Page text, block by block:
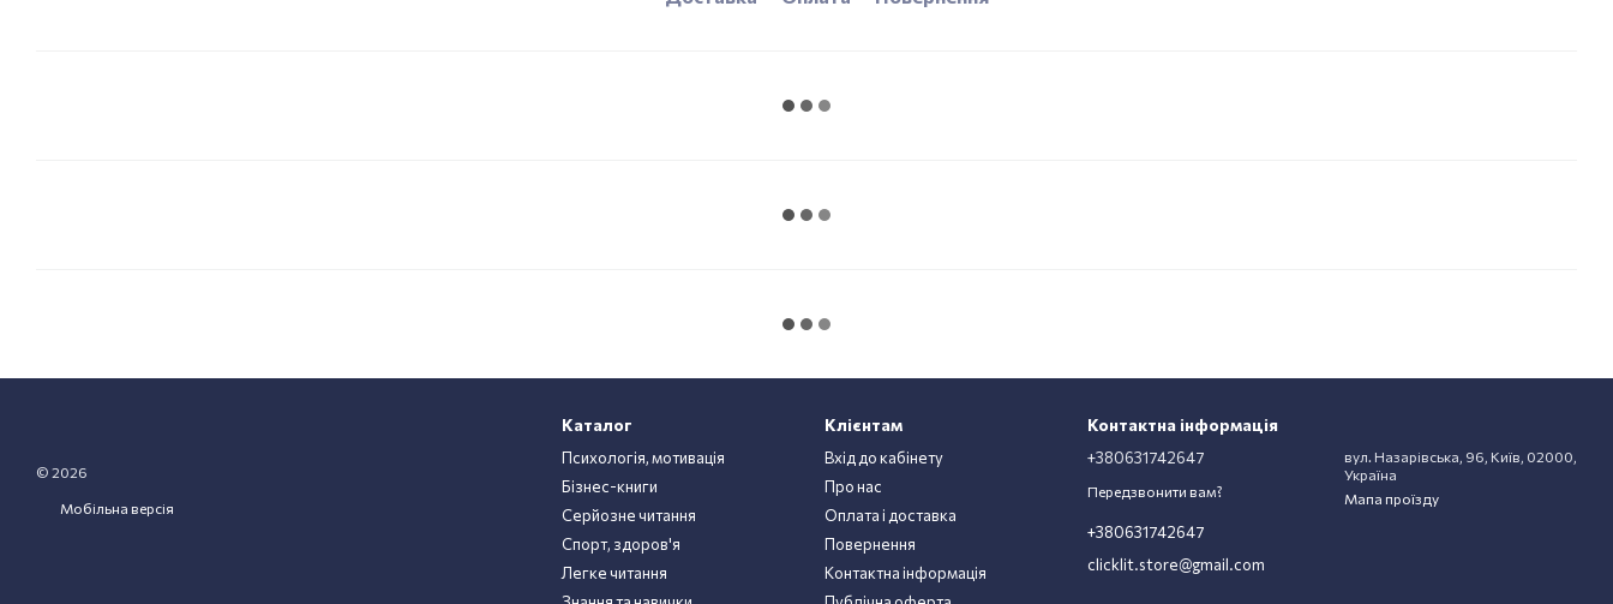
© 2026
Мобільна версія
Каталог
Психологія, мотивація
Бізнес-книги
Серйозне читання
Спорт, здоров'я
Легке читання
Клієнтам
Вхід до кабінету
Про нас
Оплата і доставка
Повернення
Контактна інформація
Контактна інформація
+380631742647
Передзвонити вам?
+380631742647
clicklit.store@gmail.com
вул. Назарівська, 96, Київ, 02000,
Україна
Мапа проїзду